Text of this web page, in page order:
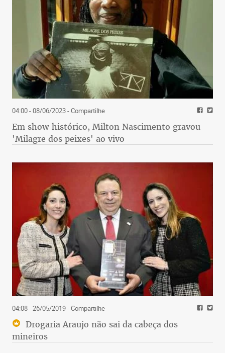
04:00 - 08/06/2023- Compartilhe
Em show histórico, Milton Nascimento gravou
'Milagre dos peixes' ao vivo
04:08 - 26/05/2019- Compartilhe
Drogaria Araujo não sai da cabeça dos
mineiros